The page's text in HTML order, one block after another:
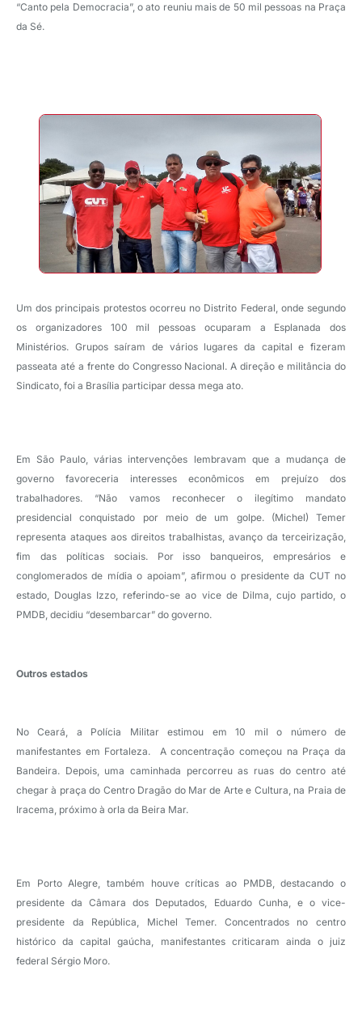
“Canto pela Democracia”, o ato reuniu mais de 50 mil pessoas na Praça
da Sé.
Um dos principais protestos ocorreu no Distrito Federal, onde segundo
os organizadores 100 mil pessoas ocuparam a Esplanada dos
Ministérios. Grupos saíram de vários lugares da capital e fizeram
passeata até a frente do Congresso Nacional. A direção e militância do
Sindicato, foi a Brasília participar dessa mega ato.
Em São Paulo, várias intervenções lembravam que a mudança de
governo favoreceria interesses econômicos em prejuízo dos
trabalhadores. “Não vamos reconhecer o ilegítimo mandato
presidencial conquistado por meio de um golpe. (Michel) Temer
representa ataques aos direitos trabalhistas, avanço da terceirização,
fim das políticas sociais. Por isso banqueiros, empresários e
conglomerados de mídia o apoiam”, afirmou o presidente da CUT no
estado, Douglas Izzo, referindo-se ao vice de Dilma, cujo partido, o
PMDB, decidiu “desembarcar” do governo.
Outros estados
No Ceará, a Polícia Militar estimou em 10 mil o número de
manifestantes em Fortaleza. A concentração começou na Praça da
Bandeira. Depois, uma caminhada percorreu as ruas do centro até
chegar à praça do Centro Dragão do Mar de Arte e Cultura, na Praia de
Iracema, próximo à orla da Beira Mar.
Em Porto Alegre, também houve críticas ao PMDB, destacando o
presidente da Câmara dos Deputados, Eduardo Cunha, e o vice-
presidente da República, Michel Temer. Concentrados no centro
histórico da capital gaúcha, manifestantes criticaram ainda o juiz
federal Sérgio Moro.